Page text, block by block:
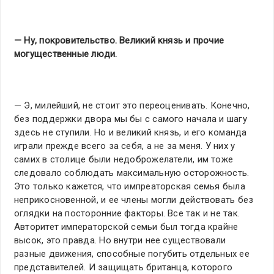
— Ну, покровительство. Великий князь и прочие
могущественные люди.
— Э, милейший, не стоит это переоценивать. Конечно,
без поддержки двора мы бы с самого начала и шагу
здесь не ступили. Но и великий князь, и его команда
играли прежде всего за себя, а не за меня. У них у
самих в столице были недоброжелатели, им тоже
следовало соблюдать максимальную осторожность.
Это только кажется, что импреаторская семья была
неприкосновенной, и ее члены могли действовать без
оглядки на посторонние факторы. Все так и не так.
Авторитет императорской семьи был тогда крайне
высок, это правда. Но внутри нее существовали
разные движения, способные погубить отдельных ее
представителей. И защищать британца, которого